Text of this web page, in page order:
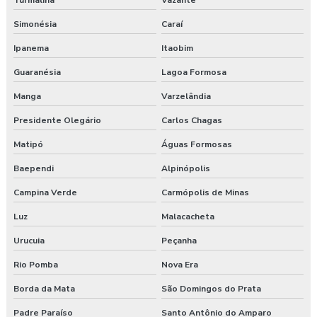
Valor para elaboração de pgr
Simonésia Caraí
Ipanema Itaobim
Guaranésia Lagoa Formosa
Manga Varzelândia
Presidente Olegário Carlos Chagas
Matipó Águas Formosas
Baependi Alpinópolis
Campina Verde Carmópolis de Minas
Luz Malacacheta
Urucuia Peçanha
Rio Pomba Nova Era
Borda da Mata São Domingos do Prata
Padre Paraíso Santo Antônio do Amparo